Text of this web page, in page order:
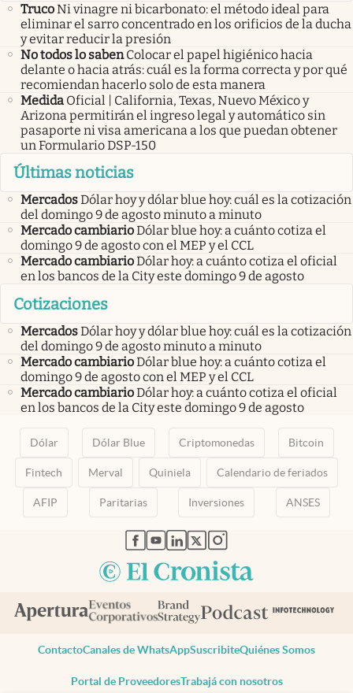
TrucoNi vinagre ni bicarbonato: el método ideal para
eliminar el sarro concentrado en los orificios de la ducha
y evitar reducir la presión
No todos lo saben Colocar el papel higiénico hacia
delante o hacia atrás: cuál es la forma correcta y por qué
recomiendan hacerlo solo de esta manera
Medida Oficial | California, Texas, Nuevo México y
Arizona permitirán el ingreso legal y automático sin
pasaporte ni visa americana a los que puedan obtener
un Formulario DSP-150
Últimas noticias
MercadosDólar hoy y dólar blue hoy: cuál es la cotización
del domingo 9 de agosto minuto a minuto
Mercado cambiarioDólar blue hoy: a cuánto cotiza el
domingo 9 de agosto con el MEP y el CCL
Mercado cambiarioDólar hoy: a cuánto cotiza el oficial
en los bancos de la City este domingo 9 de agosto
Cotizaciones
MercadosDólar hoy y dólar blue hoy: cuál es la cotización
del domingo 9 de agosto minuto a minuto
Mercado cambiarioDólar blue hoy: a cuánto cotiza el
domingo 9 de agosto con el MEP y el CCL
Mercado cambiarioDólar hoy: a cuánto cotiza el oficial
en los bancos de la City este domingo 9 de agosto
Dólar Dólar Blue Criptomonedas Bitcoin
Fintech Merval Quiniela Calendario de feriados
AFIP Paritarias Inversiones ANSES
abre en nueva pestaña
abre en nueva pestaña
abre en nueva pestaña
abre en nueva pestaña
abre en nueva pestaña
ContactoCanales de WhatsAppSuscribiteQuiénes Somos
Portal de ProveedoresTrabajá con nosotros